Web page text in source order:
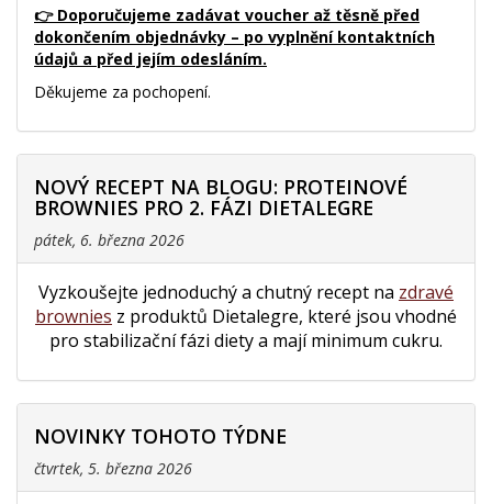
👉 Doporučujeme zadávat voucher až těsně před
dokončením objednávky – po vyplnění kontaktních
údajů a před jejím odesláním.
Děkujeme za pochopení.
NOVÝ RECEPT NA BLOGU: PROTEINOVÉ
BROWNIES PRO 2. FÁZI DIETALEGRE
pátek, 6. března 2026
Vyzkoušejte jednoduchý a chutný recept na zdravé
brownies z produktů Dietalegre, které jsou vhodné
pro stabilizační fázi diety a mají minimum cukru.
NOVINKY TOHOTO TÝDNE
čtvrtek, 5. března 2026